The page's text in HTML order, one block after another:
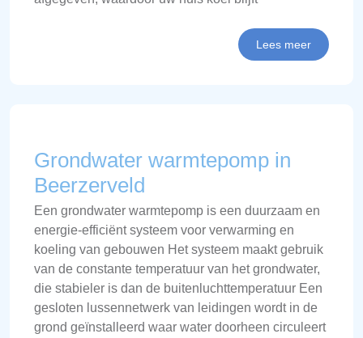
Lees meer
Grondwater warmtepomp in
Beerzerveld
Een grondwater warmtepomp is een duurzaam en
energie-efficiënt systeem voor verwarming en
koeling van gebouwen Het systeem maakt gebruik
van de constante temperatuur van het grondwater,
die stabieler is dan de buitenluchttemperatuur Een
gesloten lussennetwerk van leidingen wordt in de
grond geïnstalleerd waar water doorheen circuleert